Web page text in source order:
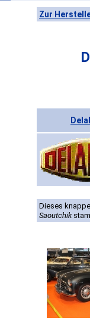
Zur
Dieses
Saoutchik